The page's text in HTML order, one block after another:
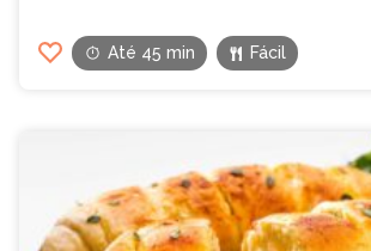
Até 45 min Fácil